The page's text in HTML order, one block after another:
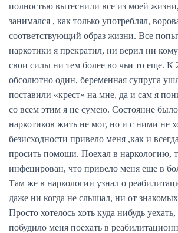
полностью вытеснили все из моей
занимался , как только употреблял,
соответствующий образ жизни. Все
наркотики я прекратил, ни верил ни
свои силы ни тем более во чьи то еще. К
обсолютно один, беременная супруга
поставили «крест» на мне, да и сам я
со всем этим я не сумею. Состояние было
наркотиков жить не мог, но и с ними не
безисходности привело меня ,как и
просить помощи. Поехал в наркологию,
инфецирован, что привело меня еще в
Там же в наркологии узнал о
даже ни когда не слышал, ни от
Просто хотелось хоть куда нибудь
побудило меня поехать в